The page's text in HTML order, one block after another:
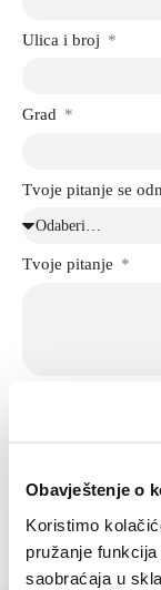
Obavještenje o
Koristimo
pružanje
saobraćaja u
Ulica i broj
Grad
Tvoje pitanje se
Tvoje pitanje
Slanjem ovog
i istu
navedeni u gornjoj
This site is protected by
Serviceapply.